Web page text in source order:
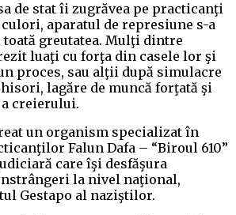
de stat îi zugrăvea pe practicanţi
aparatul de represiune s-a
toată greutatea. Mulţi dintre
luaţi cu forţa din casele lor şi
proces, sau alţii după simulacre
lagăre de muncă forţată şi
creierului.
un organism specializat în
Falun Dafa – “Biroul 610”
care îşi desfăşura
la nivel naţional,
Gestapo al naziştilor.